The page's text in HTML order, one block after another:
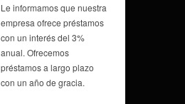
Le informamos que nuestra
empresa ofrece préstamos
con un interés del 3%
anual. Ofrecemos
préstamos a largo plazo
con un año de gracia.